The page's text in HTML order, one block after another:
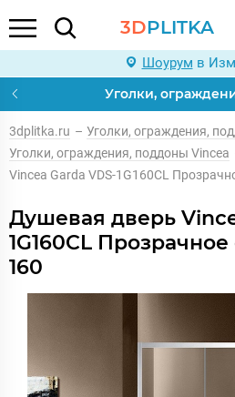
3DPLITKA
Шоурум в
Уголки,
3dplitka.ru – Уголки, ограждения,
Уголки, ограждения, поддоны Vincea
Vincea Garda VDS-1G160CL
Душевая дверь
1G160CL
160